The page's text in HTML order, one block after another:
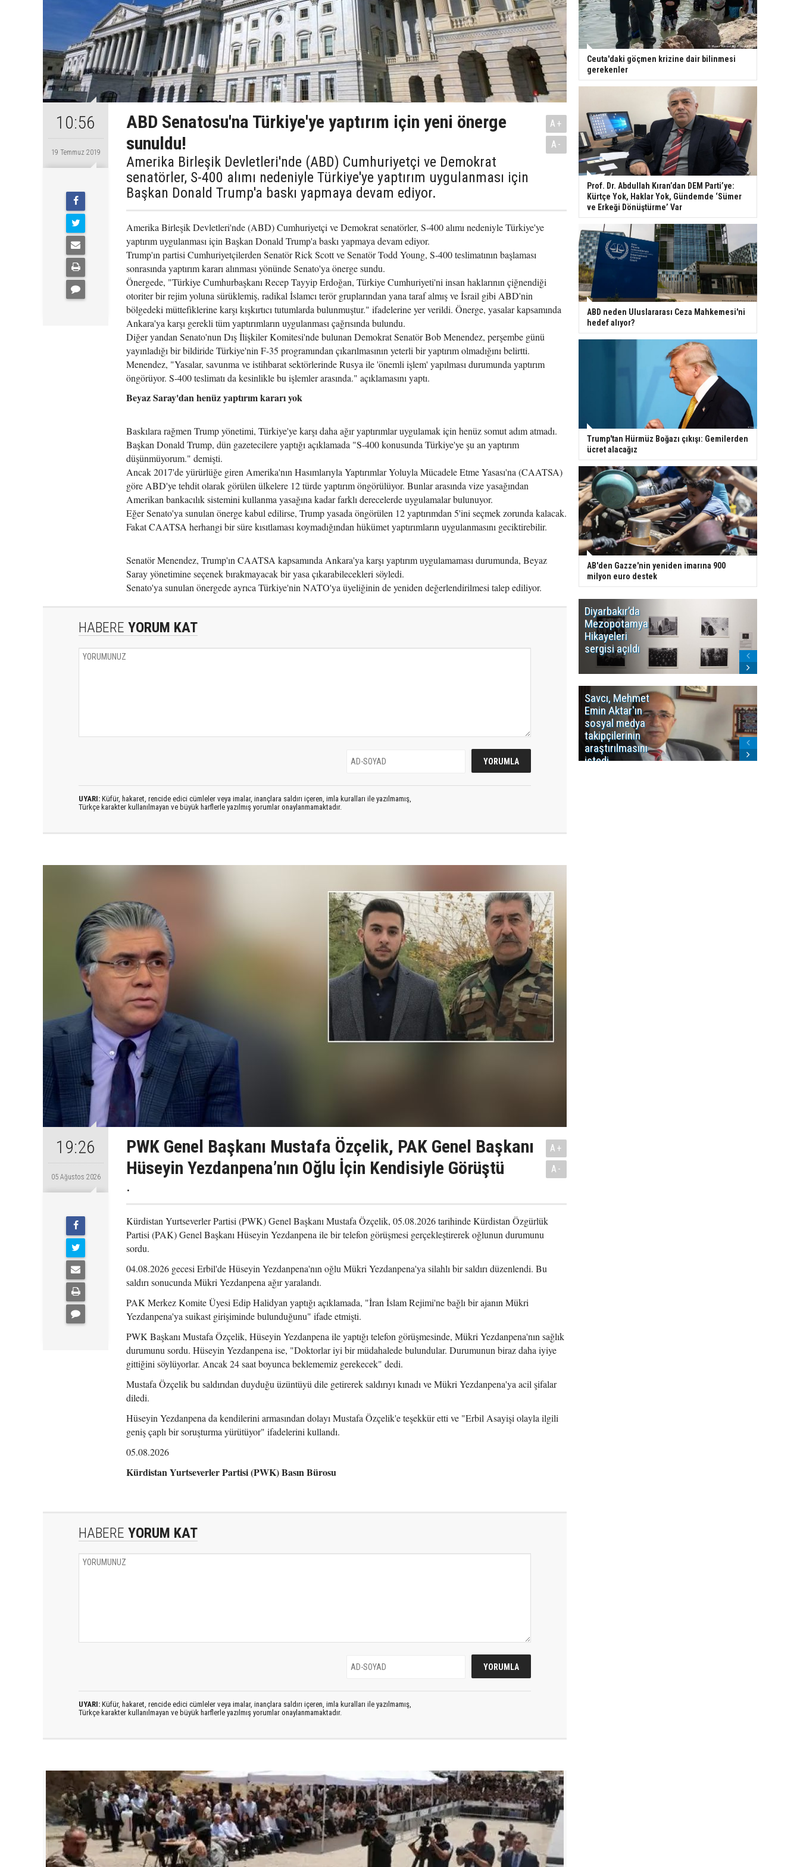
10:56
19 Temmuz 2019
ABD Senatosu'na Türkiye'ye yaptırım için yeni önerge
sunuldu!
Amerika Birleşik Devletleri'nde (ABD) Cumhuriyetçi ve Demokrat
senatörler, S-400 alımı nedeniyle Türkiye'ye yaptırım uygulanması için
Başkan Donald Trump'a baskı yapmaya devam ediyor.
A+
A-
Amerika Birleşik Devletleri'nde (ABD) Cumhuriyetçi ve Demokrat senatörler, S-400 alımı nedeniyle Türkiye'ye
yaptırım uygulanması için Başkan Donald Trump'a baskı yapmaya devam ediyor.
Trump'ın partisi Cumhuriyetçilerden Senatör Rick Scott ve Senatör Todd Young, S-400 teslimatının başlaması
sonrasında yaptırım kararı alınması yönünde Senato'ya önerge sundu.
Önergede, "Türkiye Cumhurbaşkanı Recep Tayyip Erdoğan, Türkiye Cumhuriyeti'ni insan haklarının çiğnendiği
otoriter bir rejim yoluna sürüklemiş, radikal İslamcı terör gruplarından yana taraf almış ve İsrail gibi ABD'nin
bölgedeki müttefiklerine karşı kışkırtıcı tutumlarda bulunmuştur." ifadelerine yer verildi. Önerge, yasalar kapsamında
Ankara'ya karşı gerekli tüm yaptırımların uygulanması çağrısında bulundu.
Diğer yandan Senato'nun Dış İlişkiler Komitesi'nde bulunan Demokrat Senatör Bob Menendez, perşembe günü
yayınladığı bir bildiride Türkiye'nin F-35 programından çıkarılmasının yeterli bir yaptırım olmadığını belirtti.
Menendez, "Yasalar, savunma ve istihbarat sektörlerinde Rusya ile 'önemli işlem' yapılması durumunda yaptırım
öngörüyor. S-400 teslimatı da kesinlikle bu işlemler arasında." açıklamasını yaptı.
Beyaz Saray'dan henüz yaptırım kararı yok
Baskılara rağmen Trump yönetimi, Türkiye'ye karşı daha ağır yaptırımlar uygulamak için henüz somut adım atmadı.
Başkan Donald Trump, dün gazetecilere yaptığı açıklamada "S-400 konusunda Türkiye'ye şu an yaptırım
düşünmüyorum." demişti.
Ancak 2017'de yürürlüğe giren Amerika'nın Hasımlarıyla Yaptırımlar Yoluyla Mücadele Etme Yasası'na (CAATSA)
göre ABD'ye tehdit olarak görülen ülkelere 12 türde yaptırım öngörülüyor. Bunlar arasında vize yasağından
Amerikan bankacılık sistemini kullanma yasağına kadar farklı derecelerde uygulamalar bulunuyor.
Eğer Senato'ya sunulan önerge kabul edilirse, Trump yasada öngörülen 12 yaptırımdan 5'ini seçmek zorunda kalacak.
Fakat CAATSA herhangi bir süre kısıtlaması koymadığından hükümet yaptırımların uygulanmasını geciktirebilir.
Senatör Menendez, Trump'ın CAATSA kapsamında Ankara'ya karşı yaptırım uygulamaması durumunda, Beyaz
Saray yönetimine seçenek bırakmayacak bir yasa çıkarabilecekleri söyledi.
Senato'ya sunulan önergede ayrıca Türkiye'nin NATO'ya üyeliğinin de yeniden değerlendirilmesi talep ediliyor.
HABERE YORUM KAT
UYARI: Küfür, hakaret, rencide edici cümleler veya imalar, inançlara saldırı içeren, imla kuralları ile yazılmamış,
Türkçe karakter kullanılmayan ve büyük harflerle yazılmış yorumlar onaylanmamaktadır.
19:26
05 Ağustos 2026
PWK Genel Başkanı Mustafa Özçelik, PAK Genel Başkanı
Hüseyin Yezdanpena’nın Oğlu İçin Kendisiyle Görüştü
.
A+
A-
Kürdistan Yurtseverler Partisi (PWK) Genel Başkanı Mustafa Özçelik, 05.08.2026 tarihinde Kürdistan Özgürlük
Partisi (PAK) Genel Başkanı Hüseyin Yezdanpena ile bir telefon görüşmesi gerçekleştirerek oğlunun durumunu
sordu.
04.08.2026 gecesi Erbil'de Hüseyin Yezdanpena'nın oğlu Mükri Yezdanpena'ya silahlı bir saldırı düzenlendi. Bu
saldırı sonucunda Mükri Yezdanpena ağır yaralandı.
PAK Merkez Komite Üyesi Edip Halidyan yaptığı açıklamada, "İran İslam Rejimi'ne bağlı bir ajanın Mükri
Yezdanpena'ya suikast girişiminde bulunduğunu" ifade etmişti.
PWK Başkanı Mustafa Özçelik, Hüseyin Yezdanpena ile yaptığı telefon görüşmesinde, Mükri Yezdanpena'nın sağlık
durumunu sordu. Hüseyin Yezdanpena ise, "Doktorlar iyi bir müdahalede bulundular. Durumunun biraz daha iyiye
gittiğini söylüyorlar. Ancak 24 saat boyunca beklememiz gerekecek" dedi.
Mustafa Özçelik bu saldırıdan duyduğu üzüntüyü dile getirerek saldırıyı kınadı ve Mükri Yezdanpena'ya acil şifalar
diledi.
Hüseyin Yezdanpena da kendilerini armasından dolayı Mustafa Özçelik'e teşekkür etti ve "Erbil Asayişi olayla ilgili
geniş çaplı bir soruşturma yürütüyor" ifadelerini kullandı.
05.08.2026
Kürdistan Yurtseverler Partisi (PWK) Basın Bürosu
HABERE YORUM KAT
UYARI: Küfür, hakaret, rencide edici cümleler veya imalar, inançlara saldırı içeren, imla kuralları ile yazılmamış,
Türkçe karakter kullanılmayan ve büyük harflerle yazılmış yorumlar onaylanmamaktadır.
Ceuta'daki göçmen krizine dair bilinmesi
gerekenler
Prof. Dr. Abdullah Kıran’dan DEM Parti’ye:
Kürtçe Yok, Haklar Yok, Gündemde ‘Sümer
ve Erkeği Dönüştürme’ Var
ABD neden Uluslararası Ceza Mahkemesi'ni
hedef alıyor?
Trump'tan Hürmüz Boğazı çıkışı: Gemilerden
ücret alacağız
AB'den Gazze'nin yeniden imarına 900
milyon euro destek
Diyarbakır’da
Mezopotamya
Hikayeleri
sergisi açıldı
Savcı, Mehmet
Emin Aktar'ın
sosyal medya
takipçilerinin
araştırılmasını
istedi